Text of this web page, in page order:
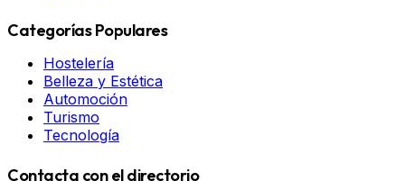
Categorías Populares
Hostelería
Belleza y Estética
Automoción
Turismo
Tecnología
Contacta con el directorio